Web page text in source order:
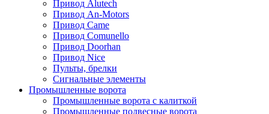
Привод Alutech
Привод An-Motors
Привод Came
Привод Comunello
Привод Doorhan
Привод Nice
Пульты, брелки
Сигнальные элементы
Промышленные ворота
Промышленные ворота с калиткой
Промышленные подвесные ворота